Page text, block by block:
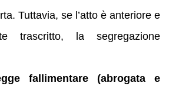
Tuttavia, se l’atto è anteriore e
trascritto, la segregazione
fallimentare (abrogata e